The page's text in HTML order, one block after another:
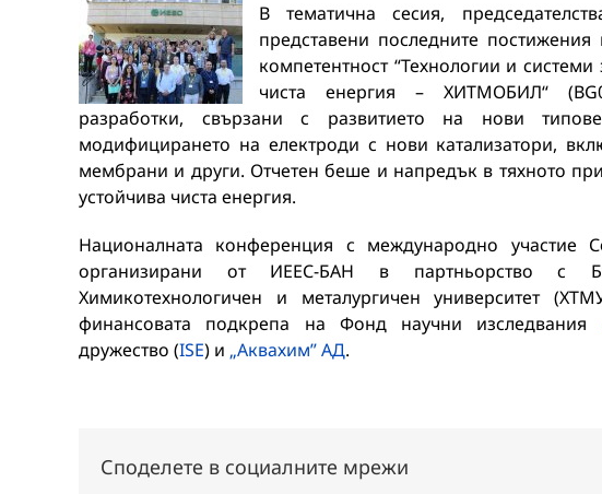
В тематична сесия,
представени последните
компетентност “Технологии и
чиста енергия – ХИТМОБИЛ“
разработки, свързани с развитието на нови
модифицирането на електроди с нови катализатори,
мембрани и други. Отчетен беше и напредък в тяхното
устойчива чиста енергия.
Националната конференция с международно участие
организирани от ИЕЕС-БАН в партньорство с
Химикотехнологичен и металургичен университет
финансовата подкрепа на Фонд научни изследвания
дружество (ISE) и „Аквахим” АД.
Споделете в социалните мрежи